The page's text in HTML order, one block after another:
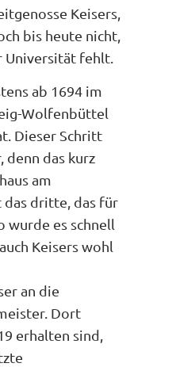
Keisers,
bis heute nicht,
Universität fehlt.
ab 1694 im
Wolfenbüttel
Dieser Schritt
denn das kurz
am
das dritte, das für
wurde es schnell
Keisers wohl
an die
Dort
erhalten sind,